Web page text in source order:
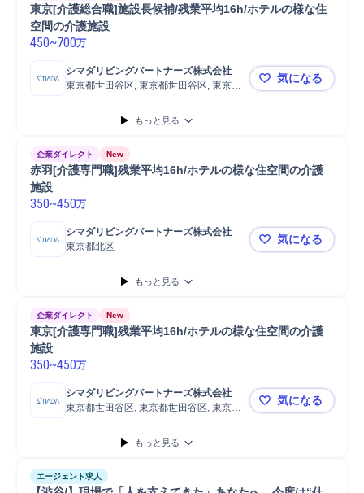
東京[介護総合職]施設長候補/残業平均16h/ホテルの様な住
空間の介護施設
450~700万
シマダリビングパートナーズ株式会社
東京都世田谷区, 東京都世田谷区, 東京都
東京[介護総
気になる
もっと見る
企業ダイレクト New
赤羽[介護専門職]残業平均16h/ホテルの様な住空間の介護
施設
350~450万
シマダリビングパートナーズ株式会社
東京都北区
赤羽[介護
気になる
もっと見る
企業ダイレクト New
東京[介護専門職]残業平均16h/ホテルの様な住空間の介護
施設
350~450万
シマダリビングパートナーズ株式会社
東京都世田谷区, 東京都世田谷区, 東京都
東京[介護
気になる
もっと見る
エージェント求人